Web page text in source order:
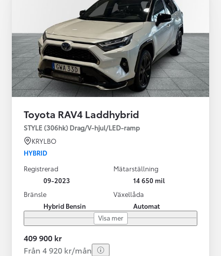
Toyota RAV4 Laddhybrid
STYLE (306hk) Drag/V-hjul/LED-ramp
KRYLBO
HYBRID
Registrerad
09-2023
Mätarställning
14 650 mil
Bränsle
Hybrid Bensin
Växellåda
Automat
Visa mer
409 900 kr
Från 4 920 kr/mån